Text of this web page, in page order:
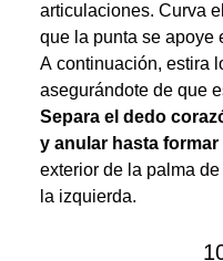
articulaciones. Curva
que la punta se apoye
A continuación, estira
asegurándote de que
Separa el dedo
y anular hasta formar
exterior de la palma
la izquierda.